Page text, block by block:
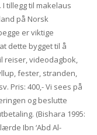
tillegg til makelaus
på Norsk
er viktige
dette bygget til å
reiser, videodagbok,
fester, stranden,
Pris: 400,- Vi sees på
og beslutte
(Bishara 1995:
Ibn ‘Abd Al-